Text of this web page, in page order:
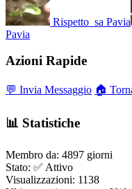
Rispetto_sa Pavia
Pavia
Azioni Rapide
💬 Invia Messaggio 🏠
📊 Statistiche
Membro da: 4897 giorni
Stato: ✅ Attivo
Visualizzazioni: 1138